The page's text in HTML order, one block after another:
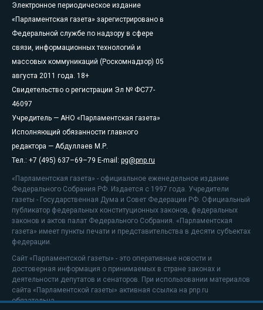
Электронное периодическое издание
«Парламентская газета» зарегистрировано в
Федеральной службе по надзору в сфере
связи, информационных технологий и
массовых коммуникаций (Роскомнадзор) 05
августа 2011 года. 18+
Свидетельство о регистрации Эл № ФС77-
46097
Учредитель — АНО «Парламентская газета»
Исполняющий обязанности главного
редактора — Абдуллаев М.Р.
Тел.: +7 (495) 637–69–79 E-mail: pg@pnp.ru
«Парламентская газета» - официальное еженедельное издание
Федерального Собрания РФ. Издается с 1997 года. Учредители
газеты - Государственная Дума и Совет Федерации РФ. Официальный
публикатор федеральных конституционных законов, федеральных
законов и актов палат Федерального Собрания. «Парламентская
газета» имеет пункты печати и представительства в десяти субъектах
федерации.
Сайт «Парламентской газеты» - это оперативные новости и
достоверная информация о принимаемых в стране законах и
деятельности депутатов и сенаторов. При использовании материалов
сайта «Парламентской газеты» активная ссылка на pnp.ru
обязательна.